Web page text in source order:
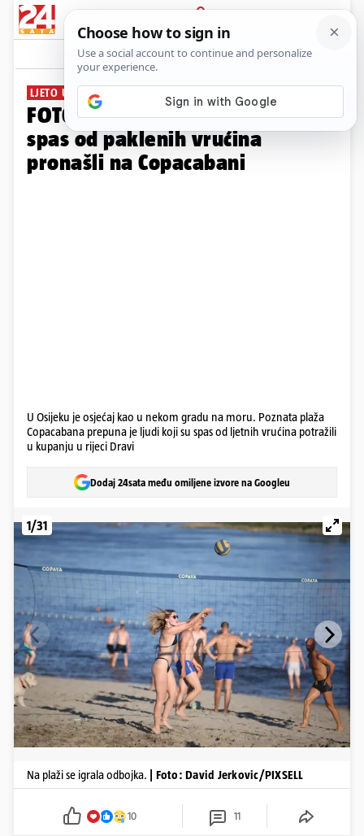
PRIJAVA
Galerija Komentari
LJETO U OSIJEKU
FOTO Kao na moru. Osječani
spas od paklenih vrućina
pronašli na Copacabani
U Osijeku je osjećaj kao u nekom gradu na moru. Poznata plaža
Copacabana prepuna je ljudi koji su spas od ljetnih vrućina potražili
u kupanju u rijeci Dravi
Dodaj 24sata među omiljene izvore na Googleu
1/31
Na plaži se igrala odbojka. | Foto: David Jerkovic/PIXSELL
10 11